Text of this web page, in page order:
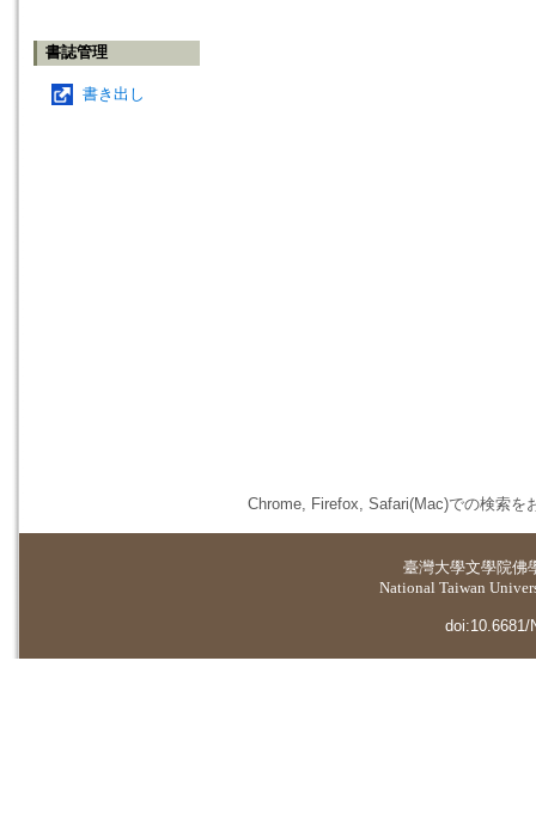
書誌管理
書き出し
Chrome, Firefox, Safari(Mac)での検索を
臺灣大學文學院佛
National Taiwan
doi:10.6681/